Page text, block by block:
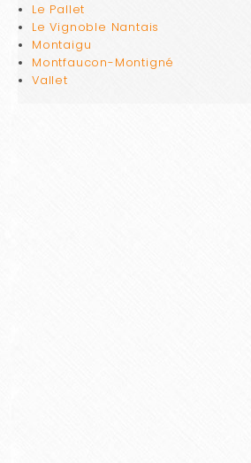
Le Pallet
Le Vignoble Nantais
Montaigu
Montfaucon-Montigné
Vallet